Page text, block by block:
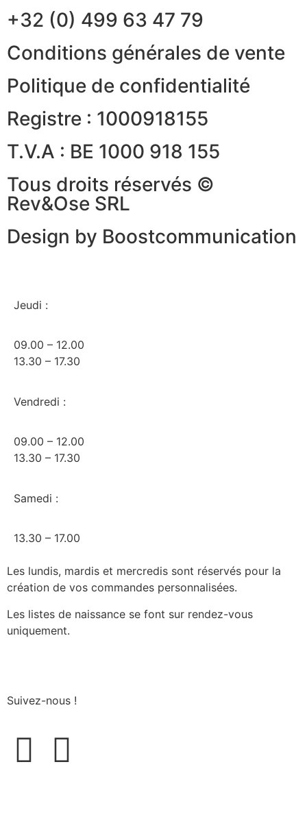
+32 (0) 499 63 47 79
Conditions générales de vente
Politique de confidentialité
Registre : 1000918155
T.V.A : BE 1000 918 155
Tous droits réservés ©
Rev&Ose SRL
Design by Boostcommunication
Jeudi :
09.00 – 12.00
13.30 – 17.30
Vendredi :
09.00 – 12.00
13.30 – 17.30
Samedi :
13.30 – 17.00
Les lundis, mardis et mercredis sont réservés pour la
création de vos commandes personnalisées.
Les listes de naissance se font sur rendez-vous
uniquement.
Suivez-nous !